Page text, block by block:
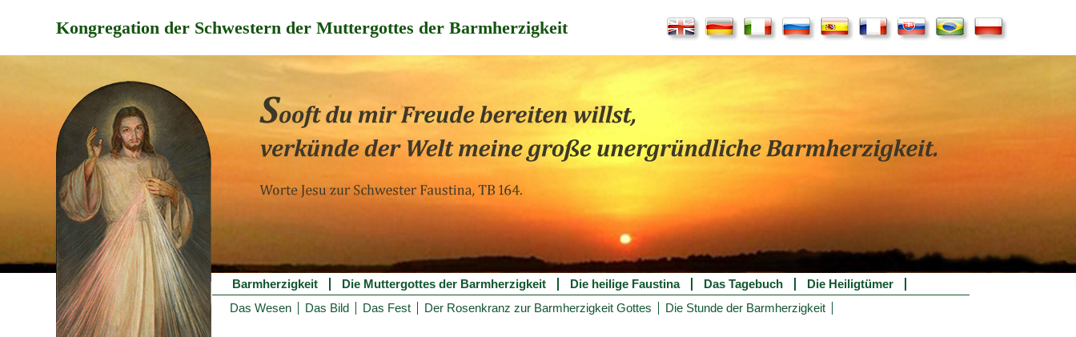
Kongregation der Schwestern der Muttergottes der Barmherzigkeit
Barmherzigkeit Die Muttergottes der Barmherzigkeit Die heilige Faustina Das Tagebuch
Die Heiligtümer
Das Wesen
Das Bild Das Fest Der Rosenkranz zur Barmherzigkeit Gottes Die Stunde der Barmherzigkeit